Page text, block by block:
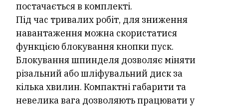
постачається в комплекті.
Під час тривалих робіт, для зниження
навантаження можна скористатися
функцією блокування кнопки пуск.
Блокування шпинделя дозволяє міняти
різальний або шліфувальний диск за
кілька хвилин. Компактні габарити та
невелика вага дозволяють працювати у